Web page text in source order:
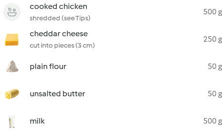
cooked chicken
shredded (see Tips)
500 g
cheddar cheese
cut into pieces (3 cm)
250 g
plain flour 50 g
unsalted butter 50 g
milk 500 g